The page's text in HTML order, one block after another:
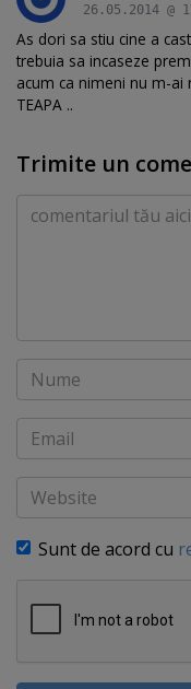
26.05.2014 @
As dori sa stiu cine a
trebuia sa incaseze
acum ca nimeni nu m-
TEAPA ..
Trimite un
Comentariu
Nume
Email
Website
Sunt de acord cu